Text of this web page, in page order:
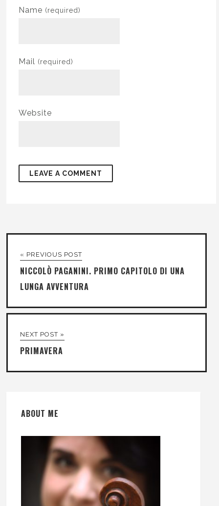
Name (required)
Mail (required)
Website
« PREVIOUS POST
NICCOLÒ PAGANINI. PRIMO CAPITOLO DI UNA
LUNGA AVVENTURA
NEXT POST »
PRIMAVERA
ABOUT ME